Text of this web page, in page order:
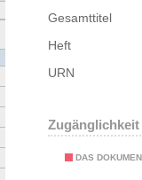
Gesamttitel
Heft
URN
Zugänglichkeit
DAS